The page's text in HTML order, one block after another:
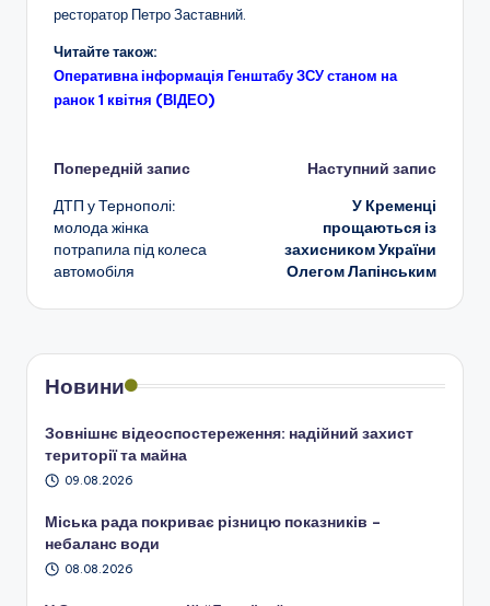
ресторатор Петро Заставний.
Читайте також:
Оперативна інформація Генштабу ЗСУ станом на
ранок 1 квітня (ВІДЕО)
Навігація
по
запису
Попередній запис
ДТП у Тернополі:
молода жінка
потрапила під колеса
автомобіля
Наступний запис
У Кременці
прощаються із
захисником України
Олегом Лапінським
Новини
Зовнішнє відеоспостереження: надійний захист
території та майна
09.08.2026
Міська рада покриває різницю показників –
небаланс води
08.08.2026